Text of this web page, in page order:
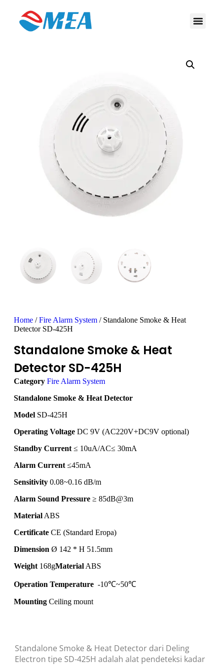
Home /Fire Alarm System / Standalone Smoke & Heat
Detector SD-425H
Standalone Smoke & Heat
Detector SD-425H
Category Fire Alarm System
Standalone Smoke & Heat Detector
Model SD-425H
Operating Voltage DC 9V (AC220V+DC9V optional)
Standby Current ≤ 10uA/AC≤ 30mA
Alarm Current ≤45mA
Sensitivity 0.08~0.16 dB/m
Alarm Sound Pressure ≥ 85dB@3m
Material ABS
Certificate CE (Standard Eropa)
Dimension Ø 142 * H 51.5mm
Weight 168gMaterial ABS
Operation Temperature -10℃~50℃
Mounting Ceiling mount
Standalone Smoke & Heat Detector dari Deling
Electron tipe SD-425H adalah alat pendeteksi kadar